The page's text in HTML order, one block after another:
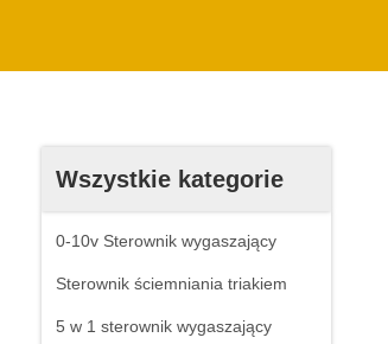
Wszystkie kategorie
0-10v Sterownik wygaszający
Sterownik ściemniania triakiem
5 w 1 sterownik wygaszający